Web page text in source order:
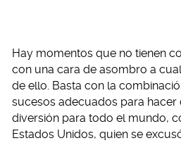
Hay momentos que no tienen
con una cara de asombro a
de ello. Basta con la
sucesos adecuados para
diversión para todo el mundo,
Estados Unidos, quien se